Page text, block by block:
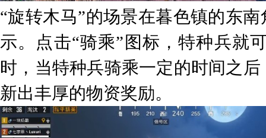
“旋转木马”的场景在暮色镇的东
示。点击“骑乘”图标，特种兵就
时，当特种兵骑乘一定的时间之
新出丰厚的物资奖励。